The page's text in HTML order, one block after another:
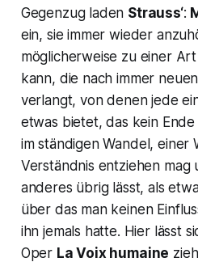
Gegenzug laden Strauss‘:
ein, sie immer wieder
möglicherweise zu einer
kann, die nach immer
verlangt, von denen jede
etwas bietet, das kein
im ständigen Wandel, einer
Verständnis entziehen mag
anderes übrig lässt, als
über das man keinen
ihn jemals hatte. Hier lässt
Oper La Voix humaine